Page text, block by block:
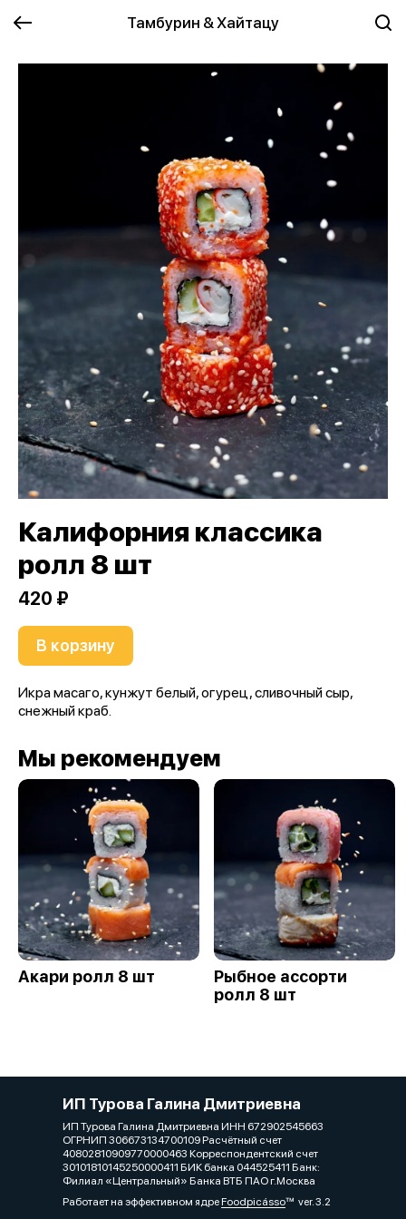
Тамбурин & Хайтацу
Калифорния классика
ролл 8 шт
420 ₽
В корзину
Икра масаго, кунжут белый, огурец, сливочный сыр,
снежный краб.
Мы рекомендуем
Акари ролл 8 шт
Рыбное ассорти
ролл 8 шт
ИП Турова Галина Дмитриевна
ИП Турова Галина Дмитриевна ИНН 672902545663
ОГРНИП 306673134700109 Расчётный счет
40802810909770000463 Корреспондентский счет
30101810145250000411 БИК банка 044525411 Банк:
Филиал «Центральный» Банка ВТБ ПАО г.Москва
Работает на эффективном ядреFoodpicássover. 3.2